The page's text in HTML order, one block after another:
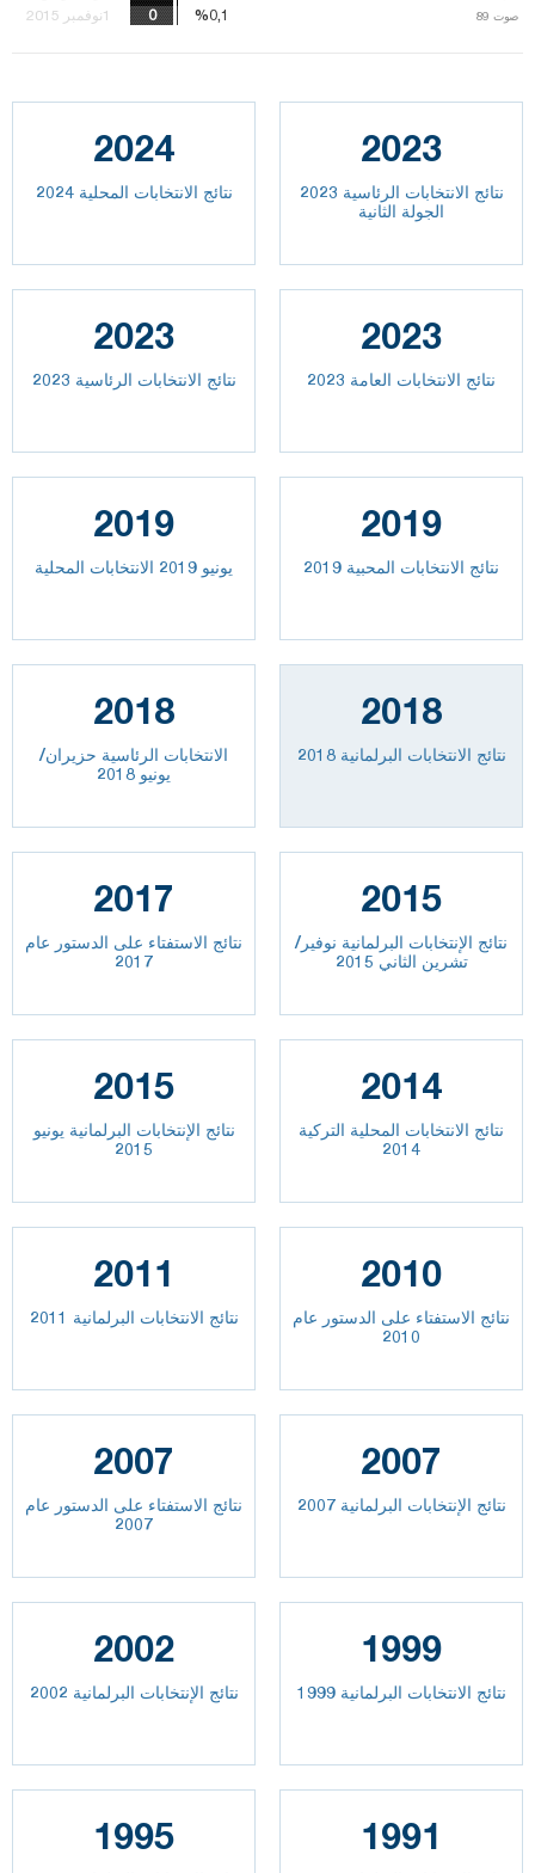
1نوفمبر 2015 %0,1 89 صوت %0,1 89 صوت
2024
نتائج الانتخابات المحلية 2024
2023
نتائج الانتخابات الرئاسية 2023
الجولة الثانية
2023
نتائج الانتخابات الرئاسية 2023
2023
2023 نتائج الانتخابات العامة
2019
يونيو 2019 الانتخابات المحلية
2019
نتائج الانتخابات المحبية 2019
2018
الانتخابات الرئاسية حزيران/
يونيو 2018
2018
نتائج الانتخابات البرلمانية 2018
2017
نتائج الاستفتاء على الدستور عام
2017
2015
نتائج الإنتخابات البرلمانية نوفير/
تشرين الثاني 2015
2015
نتائج الإنتخابات البرلمانية يونيو
2015
2014
نتائج الانتخابات المحلية التركية
2014
2011
نتائج الانتخابات البرلمانية 2011
2010
نتائج الاستفتاء على الدستور عام
2010
2007
نتائج الاستفتاء على الدستور عام
2007
2007
نتائج الإنتخابات البرلمانية 2007
2002
نتائج الإنتخابات البرلمانية 2002
1999
نتائج الانتخابات البرلمانية 1999
1995 1991